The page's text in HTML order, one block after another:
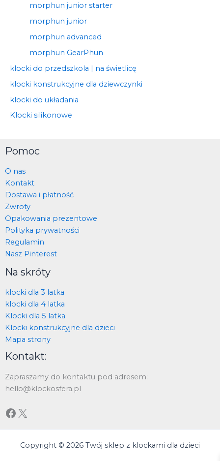
morphun junior starter
morphun junior
morphun advanced
morphun GearPhun
klocki do przedszkola | na świetlicę
klocki konstrukcyjne dla dziewczynki
klocki do układania
Klocki silikonowe
Pomoc
O nas
Kontakt
Dostawa i płatność
Zwroty
Opakowania prezentowe
Polityka prywatności
Regulamin
Nasz Pinterest
Na skróty
klocki dla 3 latka
klocki dla 4 latka
Klocki dla 5 latka
Klocki konstrukcyjne dla dzieci
Mapa strony
Kontakt:
Zapraszamy do kontaktu pod adresem:
hello@klockosfera.pl
Copyright © 2026 Twój sklep z klockami dla dzieci